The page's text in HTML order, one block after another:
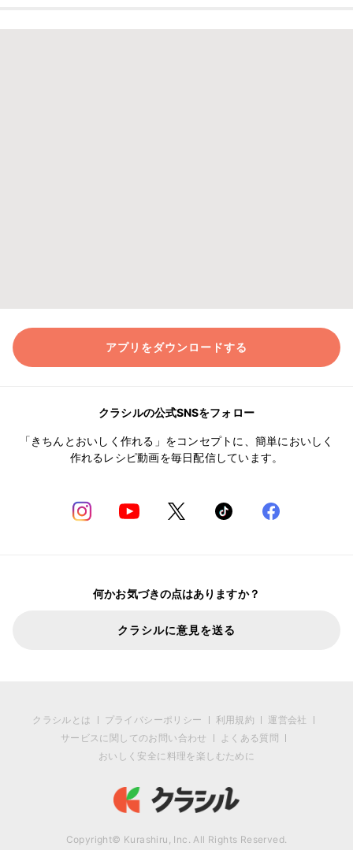
アプリをダウンロードする
クラシルの公式SNSをフォロー
「きちんとおいしく作れる」をコンセプトに、簡単においしく
作れるレシピ動画を毎日配信しています。
何かお気づきの点はありますか？
クラシルに意見を送る
クラシルとは プライバシーポリシー 利用規約
運営会社
サービスに関してのお問い合わせ
よくある質問
おいしく安全に料理を楽しむために
Copyright© Kurashiru, Inc. All Rights Reserved.